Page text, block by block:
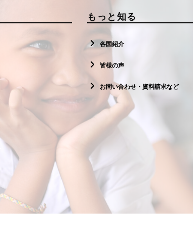
もっと知る
各国紹介
皆様の声
お問い合わせ・資料請求など